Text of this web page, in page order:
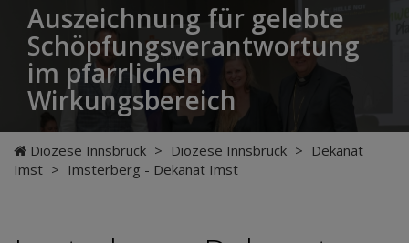
Auszeichnung für gelebte
Schöpfungsverantwortung
im pfarrlichen
Wirkungsbereich
Diözese Innsbruck > Diözese Innsbruck > Dekanat
Imst > Imsterberg - Dekanat Imst